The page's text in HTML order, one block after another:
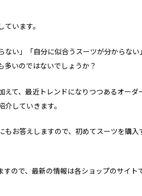
います。
ない」「自分に似合うスーツが分からな
多いのではないでしょうか？
て、最近トレンドになりつつあるオーダ
していきます。
もお答えしますので、初めてスーツを購入
ので、最新の情報は各ショップのサイト